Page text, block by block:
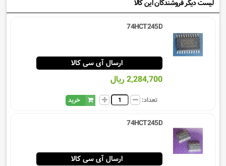
لیست دیگر فروشندگان این کالا
74HCT245D
ارسال آی سی کالا
2,284,700 ریال
تعداد: خرید
74HCT245D
ارسال آی سی کالا